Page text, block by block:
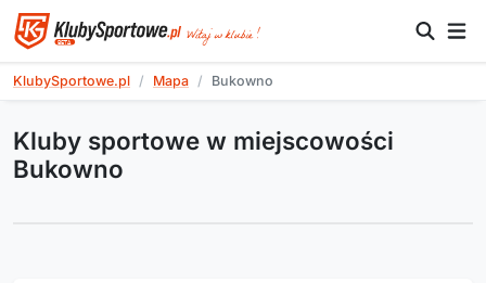
KlubySportowe.pl Mapa Bukowno
Kluby sportowe w miejscowości
Bukowno